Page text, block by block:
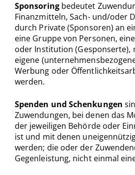
Sponsoringbedeutet
Finanzmitteln, Sach- und/oder
durch Private (Sponsoren) an
eine Gruppe von Personen,
oder Institution (Gesponserte),
eigene
Werbung oder
werden.
Spenden und Schenkungen
Zuwendungen, bei denen das
der jeweiligen Behörde oder
ist und mit denen
werden; die oder der
Gegenleistung, nicht einmal